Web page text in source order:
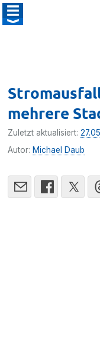
mehrere
Zuletzt aktualisiert:
Autor: Michael Daub